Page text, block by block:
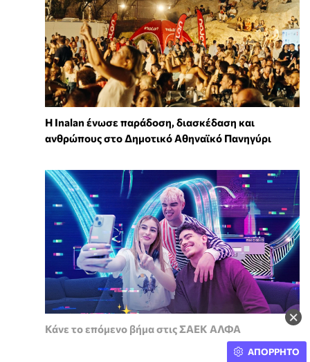
×
Η Inalan ένωσε παράδοση, διασκέδαση και
ανθρώπους στο Δημοτικό Αθηναϊκό Πανηγύρι
Κάνε το επόμενο βήμα στις ΣΑΕΚ ΑΛΦΑ
ΑΠΟΡΡΗΤΟ